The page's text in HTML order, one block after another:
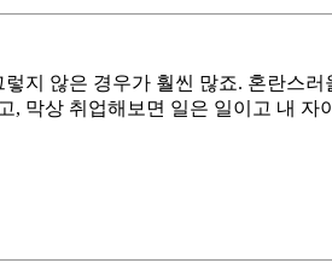
지 않은 경우가 훨씬 많죠. 혼란스
막상 취업해보면 일은 일이고 내 자